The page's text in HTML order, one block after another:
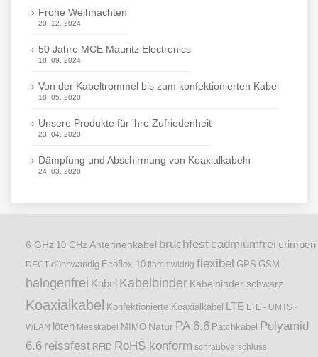
Frohe Weihnachten
20. 12. 2024
50 Jahre MCE Mauritz Electronics
18. 09. 2024
Von der Kabeltrommel bis zum konfektionierten Kabel
18. 05. 2020
Unsere Produkte für ihre Zufriedenheit
23. 04. 2020
Dämpfung und Abschirmung von Koaxialkabeln
24. 03. 2020
6 GHz 10 GHz Antennenkabel bruchfest cadmiumfrei crimpen
DECT dünnwandig Ecoflex 10 flammwidrig flexibel GPS GSM
halogenfrei Kabel Kabelbinder Kabelbinder schwarz
Koaxialkabel Konfektionierte Koaxialkabel LTE LTE - UMTS -
WLAN löten Messkabel MIMO Natur PA 6.6 Patchkabel Polyamid
6.6 reissfest RFID RoHS konform schraubverschluss